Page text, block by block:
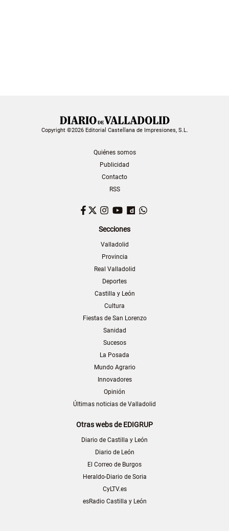
Copyright ©2026 Editorial Castellana de Impresiones, S.L.
Quiénes somos
Publicidad
Contacto
RSS
Facebook
TwitterInstagram
YouTubeDailymotion
Secciones
Valladolid
Provincia
Real Valladolid
Deportes
Castilla y León
Cultura
Fiestas de San Lorenzo
Sanidad
Sucesos
La Posada
Mundo Agrario
Innovadores
Opinión
Últimas noticias de Valladolid
Otras webs de EDIGRUP
Diario de Castilla y León
Diario de León
El Correo de Burgos
Heraldo-Diario de Soria
CyLTV.es
esRadio Castilla y León